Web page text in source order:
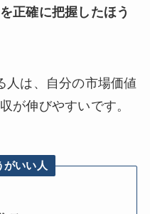
正確に把握したほう
人は、自分の市場価値
が伸びやすいです。
がいい人